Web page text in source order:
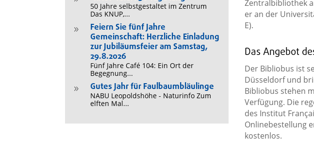
50 Jahre selbstgestaltet im Zentrum
Das KNUP,...
9
Feiern Sie fünf Jahre
Gemeinschaft: Herzliche Einladung
zur Jubiläumsfeier am Samstag,
29.8.2026
Fünf Jahre Café 104: Ein Ort der
Begegnung...
9 Gutes Jahr für Faulbaumbläulinge
NABU Leopoldshöhe - Naturinfo Zum
elften Mal...
Zentralbibliothek
er an der
E).
Das Angebot
Der Bibliobus ist
Düsseldorf und
Bibliobus stehen
Verfügung. Die
des Institut
Onlinebestellung
kostenlos.